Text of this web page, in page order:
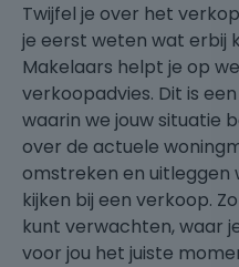
Twijfel je over het
je eerst weten wat erbij
Makelaars helpt je op
verkoopadvies. Dit is
waarin we jouw situatie
over de actuele
omstreken en
kijken bij een verkoop.
kunt verwachten, waar
voor jou het juiste